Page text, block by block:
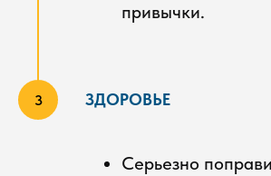
привычки.
ЗДОРОВЬЕ
Серьезно